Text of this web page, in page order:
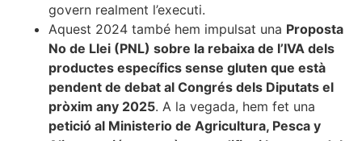
govern realment l’executi.
Aquest 2024 també hem impulsat una Proposta
No de Llei (PNL) sobre la rebaixa de l’IVA dels
productes específics sense gluten que està
pendent de debat al Congrés dels Diputats el
pròxim any 2025. A la vegada, hem fet una
petició al Ministerio de Agricultura, Pesca y